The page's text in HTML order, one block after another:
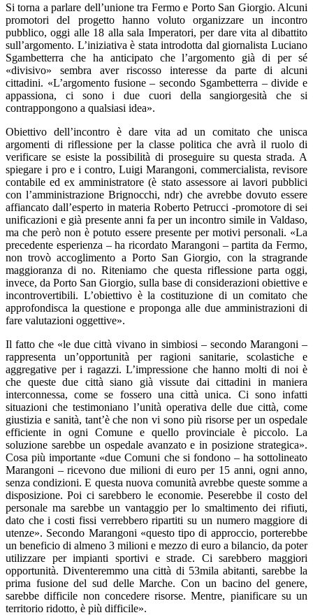
Si torna a parlare dell’unione tra Fermo e Porto San Giorgio. Alcuni
promotori del progetto hanno voluto organizzare un incontro
pubblico, oggi alle 18 alla sala Imperatori, per dare vita al dibattito
sull’argomento. L’iniziativa è stata introdotta dal giornalista Luciano
Sgambetterra che ha anticipato che l’argomento già di per sé
«divisivo» sembra aver riscosso interesse da parte di alcuni
cittadini. «L’argomento fusione – secondo Sgambetterra – divide e
appassiona, ci sono i due cuori della sangiorgesità che si
contrappongono a qualsiasi idea».
Obiettivo dell’incontro è dare vita ad un comitato che unisca
argomenti di riflessione per la classe politica che avrà il ruolo di
verificare se esiste la possibilità di proseguire su questa strada. A
spiegare i pro e i contro, Luigi Marangoni, commercialista, revisore
contabile ed ex amministratore (è stato assessore ai lavori pubblici
con l’amministrazione Brignocchi, ndr) che avrebbe dovuto essere
affiancato dall’esperto in materia Roberto Petrucci -promotore di sei
unificazioni e già presente anni fa per un incontro simile in Valdaso,
ma che però non è potuto essere presente per motivi personali. «La
precedente esperienza – ha ricordato Marangoni – partita da Fermo,
non trovò accoglimento a Porto San Giorgio, con la stragrande
maggioranza di no. Riteniamo che questa riflessione parta oggi,
invece, da Porto San Giorgio, sulla base di considerazioni obiettive e
incontrovertibili. L’obiettivo è la costituzione di un comitato che
approfondisca la questione e proponga alle due amministrazioni di
fare valutazioni oggettive».
Il fatto che «le due città vivano in simbiosi – secondo Marangoni –
rappresenta un’opportunità per ragioni sanitarie, scolastiche e
aggregative per i ragazzi. L’impressione che hanno molti di noi è
che queste due città siano già vissute dai cittadini in maniera
interconnessa, come se fossero una città unica. Ci sono infatti
situazioni che testimoniano l’unità operativa delle due città, come
giustizia e sanità, tant’è che non vi sono più risorse per un ospedale
efficiente in ogni Comune e quello provinciale è piccolo. La
soluzione sarebbe un ospedale avanzato e in posizione strategica».
Cosa più importante «due Comuni che si fondono – ha sottolineato
Marangoni – ricevono due milioni di euro per 15 anni, ogni anno,
senza condizioni. E questa nuova comunità avrebbe queste somme a
disposizione. Poi ci sarebbero le economie. Peserebbe il costo del
personale ma sarebbe un vantaggio per lo smaltimento dei rifiuti,
dato che i costi fissi verrebbero ripartiti su un numero maggiore di
utenze». Secondo Marangoni «questo tipo di approccio, porterebbe
un beneficio di almeno 3 milioni e mezzo di euro a bilancio, da poter
utilizzare per impianti sportivi e strade. Ci sarebbero maggiori
opportunità. Diventeremmo una città di 53mila abitanti, sarebbe la
prima fusione del sud delle Marche. Con un bacino del genere,
sarebbe difficile non concedere risorse. Mentre, pianificare su un
territorio ridotto, è più difficile».